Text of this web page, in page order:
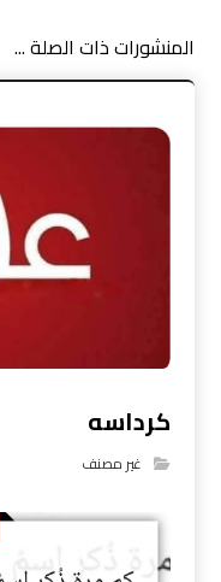
المنشورات ذات الصلة ...
كرداسه
غير مصنف